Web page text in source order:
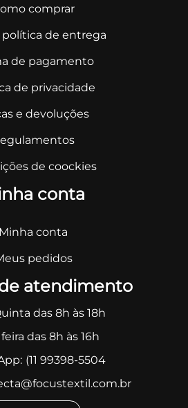
comprar
política de entrega
de pagamento
de privacidade
e devoluções
de coockies
conta
Minha conta
pedidos
atendimento
das 8h às 18h
das 8h às 16h
(11 99398-5504